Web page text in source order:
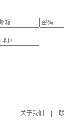
关于我们